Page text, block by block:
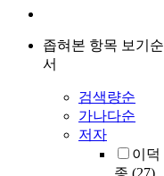
좁혀본 항목 보기순
서
검색량순
가나다순
저자
이덕